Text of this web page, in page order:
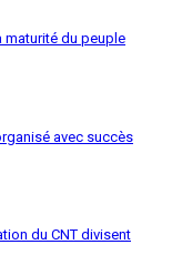
maturité du peuple
avec succès
du CNT divisent